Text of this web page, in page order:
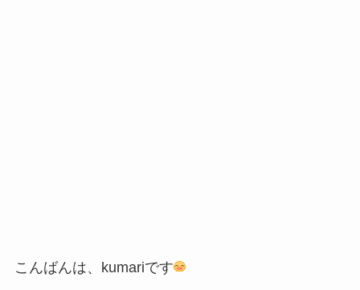
こんばんは、kumariです